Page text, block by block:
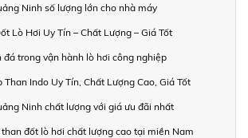
Ninh số lượng lớn cho nhà máy
Lò Hơi Uy Tín – Chất Lượng – Giá Tốt
đá trong vận hành lò hơi công nghiệp
Than Indo Uy Tín, Chất Lượng Cao, Giá Tốt
Ninh chất lượng với giá ưu đãi nhất
đốt lò hơi chất lượng cao tại miền Nam